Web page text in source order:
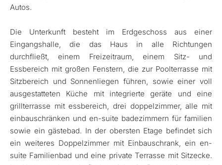
Autos.
Die Unterkunft besteht im Erdgeschoss aus einer
Eingangshalle, die das Haus in alle Richtungen
durchfließt, einem Freizeitraum, einem Sitz- und
Essbereich mit großen Fenstern, die zur Poolterrasse mit
Sitzbereich und Sonnenliegen führen, sowie einer voll
ausgestatteten Küche mit integrierte geräte und eine
grillterrasse mit essbereich, drei doppelzimmer, alle mit
einbauschränken und en-suite badezimmern für familien
sowie ein gästebad. In der obersten Etage befindet sich
ein weiteres Doppelzimmer mit Einbauschrank, ein en-
suite Familienbad und eine private Terrasse mit Sitzecke.